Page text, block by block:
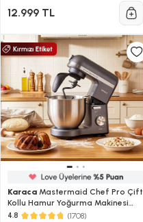
12.999 TL
Karaca Mastermaid Chef Pro Çift
Kollu Hamur Yoğurma Makinesi
Space Gray 1500 W 5L
4.8 (1708)